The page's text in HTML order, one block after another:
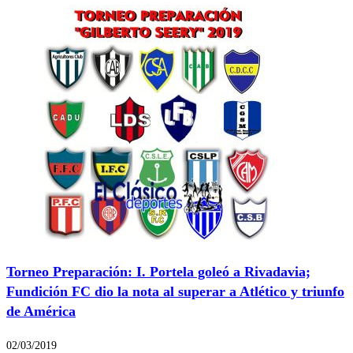
Torneo Preparación: I. Portela goleó a Rivadavia;
Fundición FC dio la nota al superar a Atlético y triunfo
de América
02/03/2019